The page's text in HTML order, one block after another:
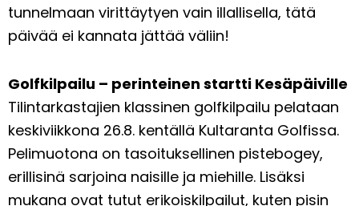
tunnelmaan virittäytyen vain illallisella, tätä
päivää ei kannata jättää väliin!
Golfkilpailu – perinteinen startti Kesäpäiville
Tilintarkastajien klassinen golfkilpailu pelataan
keskiviikkona 26.8. kentällä Kultaranta Golfissa.
Pelimuotona on tasoituksellinen pistebogey,
erillisinä sarjoina naisille ja miehille. Lisäksi
mukana ovat tutut erikoiskilpailut, kuten pisin